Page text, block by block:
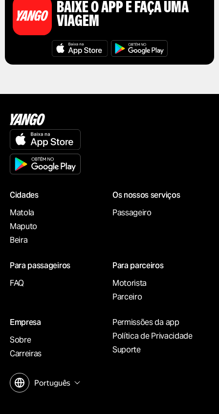
BAIXE O APP E FAÇA UMA
VIAGEM
Сidades
Matola
Maputo
Beira
Os nossos serviços
Passageiro
Para passageiros
FAQ
Para parceiros
Motorista
Parceiro
Empresa
Sobre
Carreiras
Permissões da app
Política de Privacidade
Suporte
Português